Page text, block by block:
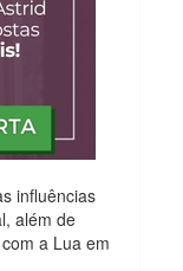
influências
além de
a Lua em